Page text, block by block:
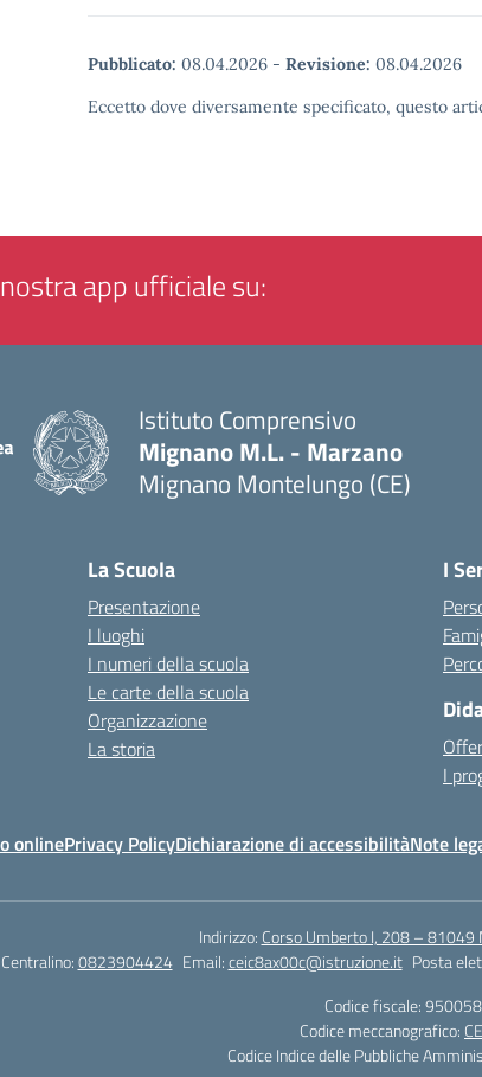
Pubblicato: 08.04.2026 - Revisione: 08.04.2026
Eccetto dove diversamente specificato, questo
app ufficiale su:
Istituto Comprensivo
Mignano M.L. - Marzano
Mignano Montelungo (CE)
La Scuola
Presentazione
I luoghi
I numeri della scuola
Le carte della scuola
Organizzazione
La storia
I
I
onlinePrivacy PolicyDichiarazione di accessibilitàNote
Indirizzo: Corso Umberto I, 208 – 81049
Centralino:0823904424 Email:ceic8ax00c@istruzione.it Posta
Codice fiscale:
Codice meccanografico:
Codice Indice delle Pubbliche